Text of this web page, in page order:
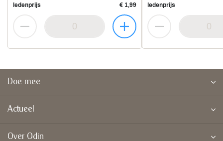
ledenprijs
€ 1,99
ledenprijs
Doe mee
Actueel
Over Odin